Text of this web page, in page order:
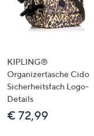
KIPLING®
Organizertasche Cido
Sicherheitsfach Logo-
Details
€ 72,99